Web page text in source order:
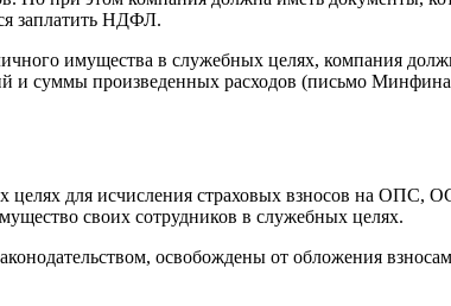
заплатить НДФЛ.
имущества в служебных целях, компания
и суммы произведенных расходов (письмо
целях для исчисления страховых взносов на ОПС,
своих сотрудников в служебных целях.
освобождены от обложения